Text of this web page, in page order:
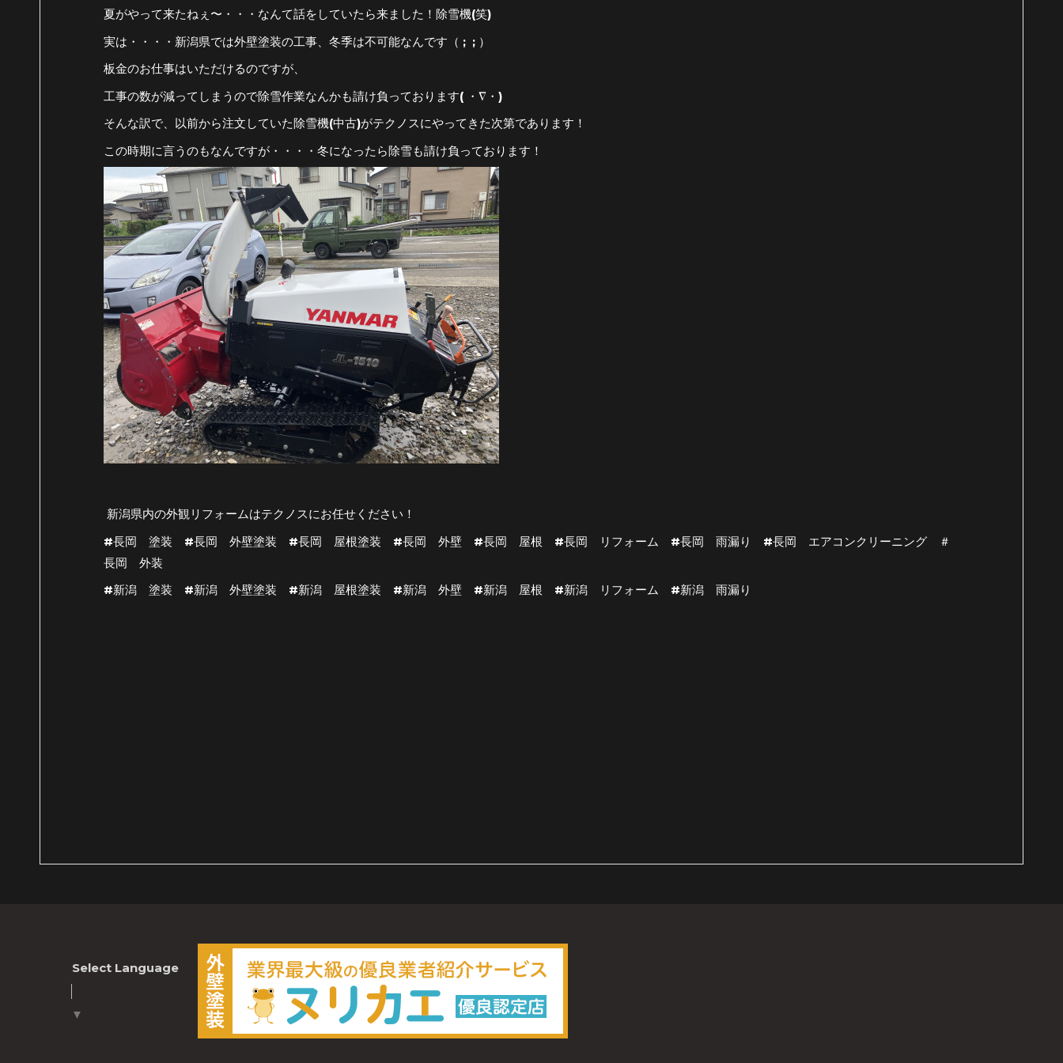
夏がやって来たねぇ〜・・・なんて話をしていたら来ました！除雪機(笑)
実は・・・・新潟県では外壁塗装の工事、冬季は不可能なんです（ ; ; ）
板金のお仕事はいただけるのですが、
工事の数が減ってしまうので除雪作業なんかも請け負っております( ・∇・)
そんな訳で、以前から注文していた除雪機(中古)がテクノスにやってきた次第であります！
この時期に言うのもなんですが・・・・冬になったら除雪も請け負っております！
新潟県内の外観リフォームはテクノスにお任せください！
#長岡 塗装 #長岡 外壁塗装 #長岡 屋根塗装 #長岡 外壁 #長岡 屋根 #長岡 リフォーム #長岡 雨漏り #長岡 エアコンクリーニング ＃
長岡 外装
#新潟 塗装 #新潟 外壁塗装 #新潟 屋根塗装 #新潟 外壁 #新潟 屋根 #新潟 リフォーム #新潟 雨漏り
Select Language
▼